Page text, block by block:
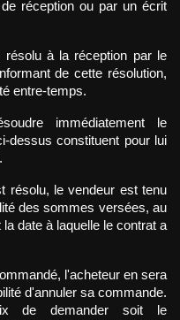
réception ou par un écrit
résolu à la réception par le
de cette résolution,
entre-temps.
immédiatement le
dessus constituent pour lui
résolu, le vendeur est tenu
des sommes versées, au
la date à laquelle le contrat a
l'acheteur en sera
d'annuler sa commande.
de demander soit le